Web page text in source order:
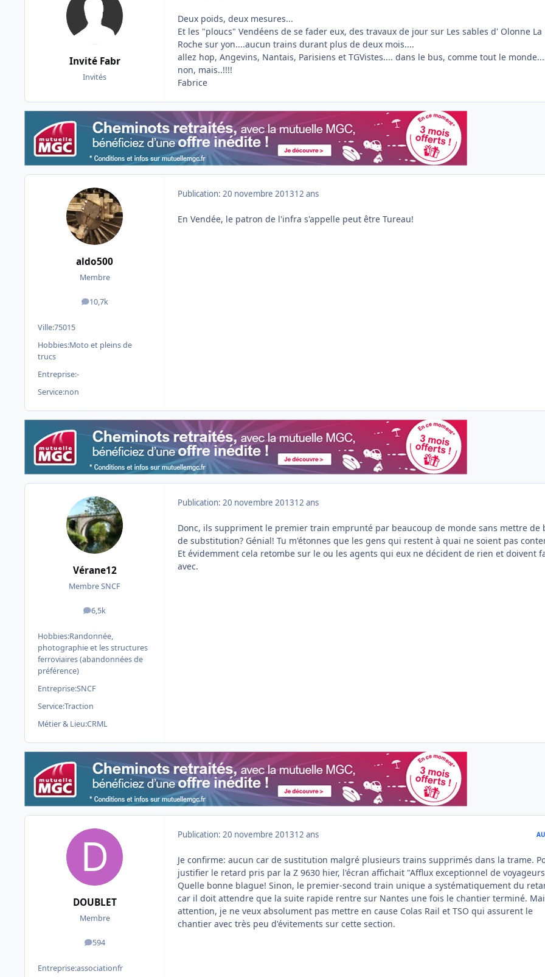
Invité Fabr
Invités
Deux poids, deux mesures...
Et les "ploucs" Vendéens de se fader eux, des travaux de jour sur Les sables d' Olonne La
Roche sur yon....aucun trains durant plus de deux mois....
allez hop, Angevins, Nantais, Parisiens et TGVistes.... dans le bus, comme tout le
non, mais..!!!!
Fabrice
aldo500
Membre
10,7k
messages
Ville:75015
Hobbies:Moto et pleins de
trucs
Entreprise:-
Service:non
Publication: 20 novembre 201312 ans
En Vendée, le patron de l'infra s'appelle peut être Tureau!
Vérane12
Membre SNCF
6,5k
messages
Hobbies:Randonnée,
photographie et les structures
ferroviaires (abandonnées de
préférence)
Entreprise:SNCF
Service:Traction
Métier & Lieu:CRML
Publication: 20 novembre 201312 ans
Donc, ils suppriment le premier train emprunté par beaucoup de monde sans mettre de
de substitution? Génial! Tu m'étonnes que les gens qui restent à quai ne soient pas
Et évidemment cela retombe sur le ou les agents qui eux ne décident de rien et doivent
avec.
DOUBLET
Membre
594
messages
Entreprise:associationfr
Publication: 20 novembre 201312 ans
Je confirme: aucun car de sustitution malgré plusieurs trains supprimés dans la trame.
justifier le retard pris par la Z 9630 hier, l'écran affichait "Afflux exceptionnel de
Quelle bonne blague! Sinon, le premier-second train unique a systématiquement du
car il doit attendre que la suite rapide rentre sur Nantes une fois le chantier terminé.
attention, je ne veux absolument pas mettre en cause Colas Rail et TSO qui assurent le
chantier avec très peu d'évitements sur cette section.